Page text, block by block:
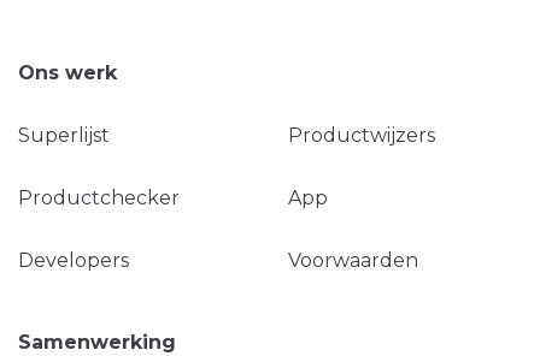
Ons werk
Superlijst Productwijzers
Productchecker App
Developers Voorwaarden
Samenwerking